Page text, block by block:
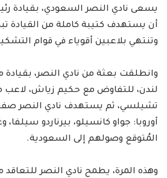
يسعى نادي النصر السعودي، بقيادة
أن يستهدف كتيبة كاملة من القيادة
وتنتهي بلاعبين أقوياء في قوام
وانطلقت بعثة من نادي النصر،
لندن، للتفاوض مع حكيم زياش، لاعب
تشيلسي، ثم يستهدف نادي النصر
أوروبا: جواو كانسيلو، بيرناردو
المُتوقع وصولهم إلى السعودية.
وهذه المرة، يطمح نادي النصر للتعاقد